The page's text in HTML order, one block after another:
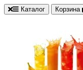
Каталог Корзина